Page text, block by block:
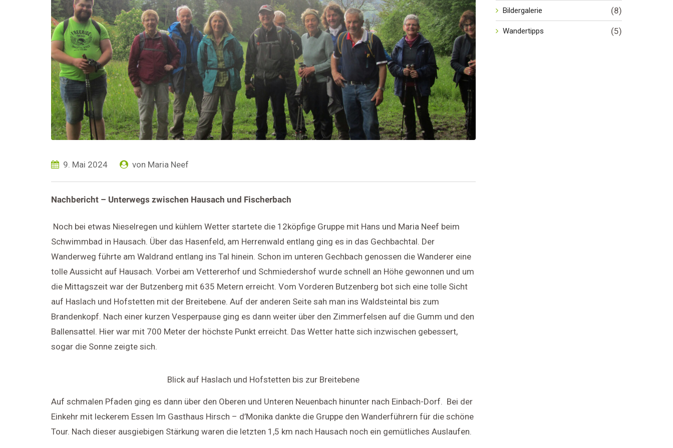
9. Mai 2024 von Maria Neef
Nachbericht – Unterwegs zwischen Hausach und Fischerbach
Noch bei etwas Nieselregen und kühlem Wetter startete die 12köpfige Gruppe mit Hans und Maria Neef beim
Schwimmbad in Hausach. Über das Hasenfeld, am Herrenwald entlang ging es in das Gechbachtal. Der
Wanderweg führte am Waldrand entlang ins Tal hinein. Schon im unteren Gechbach genossen die Wanderer eine
tolle Aussicht auf Hausach. Vorbei am Vettererhof und Schmiedershof wurde schnell an Höhe gewonnen und um
die Mittagszeit war der Butzenberg mit 635 Metern erreicht. Vom Vorderen Butzenberg bot sich eine tolle Sicht
auf Haslach und Hofstetten mit der Breitebene. Auf der anderen Seite sah man ins Waldsteintal bis zum
Brandenkopf. Nach einer kurzen Vesperpause ging es dann weiter über den Zimmerfelsen auf die Gumm und den
Ballensattel. Hier war mit 700 Meter der höchste Punkt erreicht. Das Wetter hatte sich inzwischen gebessert,
sogar die Sonne zeigte sich.
Blick auf Haslach und Hofstetten bis zur Breitebene
Auf schmalen Pfaden ging es dann über den Oberen und Unteren Neuenbach hinunter nach Einbach-Dorf. Bei der
Einkehr mit leckerem Essen Im Gasthaus Hirsch – d’Monika dankte die Gruppe den Wanderführern für die schöne
Tour. Nach dieser ausgiebigen Stärkung waren die letzten 1,5 km nach Hausach noch ein gemütliches Auslaufen.
Bildergalerie (8)
Wandertipps (5)